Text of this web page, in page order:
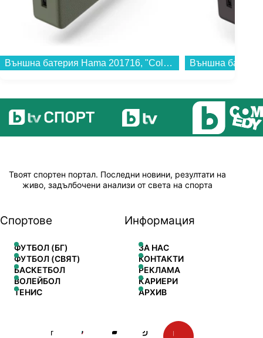
Външна батерия Hama 201716, "Colour 20" зелена 20000 mAh...
Твоят спортен портал. Последни новини, резултати на
живо, задълбочени анализи от света на спорта
Спортове
ФУТБОЛ (БГ)
ФУТБОЛ (СВЯТ)
БАСКЕТБОЛ
ВОЛЕЙБОЛ
ТЕНИС
Информация
ЗА НАС
КОНТАКТИ
РЕКЛАМА
КАРИЕРИ
АРХИВ